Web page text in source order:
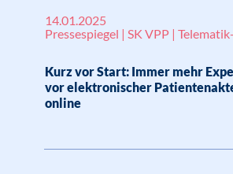
14.01.2025
Pressespiegel | SK VPP |
Kurz vor Start: Immer mehr
vor elektronischer
online